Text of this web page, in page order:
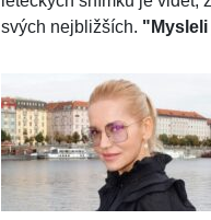
svých nejbližších. "Mysleli